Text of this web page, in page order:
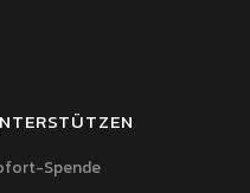
Spende